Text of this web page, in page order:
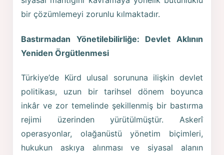
bir çözümlemeyi zorunlu kılmaktadır.
Bastırmadan Yönetilebilirliğe: Devlet Aklının
Yeniden Örgütlenmesi
Türkiye’de Kürd ulusal sorununa ilişkin devlet
politikası, uzun bir tarihsel dönem boyunca
inkâr ve zor temelinde şekillenmiş bir bastırma
rejimi üzerinden yürütülmüştür. Askerî
operasyonlar, olağanüstü yönetim biçimleri,
hukukun askıya alınması ve siyasal alanın